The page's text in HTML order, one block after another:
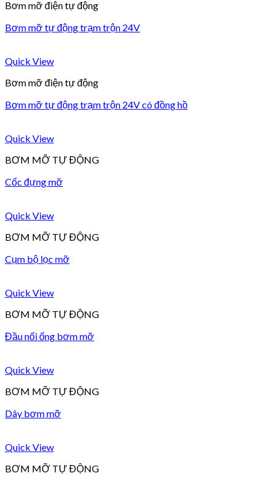
Bơm mỡ điện tự động
Bơm mỡ tự động trạm trộn 24V
Quick View
Bơm mỡ điện tự động
Bơm mỡ tự động trạm trộn 24V có đồng hồ
Quick View
BƠM MỠ TỰ ĐỘNG
Cốc đựng mỡ
Quick View
BƠM MỠ TỰ ĐỘNG
Cụm bộ lọc mỡ
Quick View
BƠM MỠ TỰ ĐỘNG
Đầu nối ống bơm mỡ
Quick View
BƠM MỠ TỰ ĐỘNG
Dây bơm mỡ
Quick View
BƠM MỠ TỰ ĐỘNG